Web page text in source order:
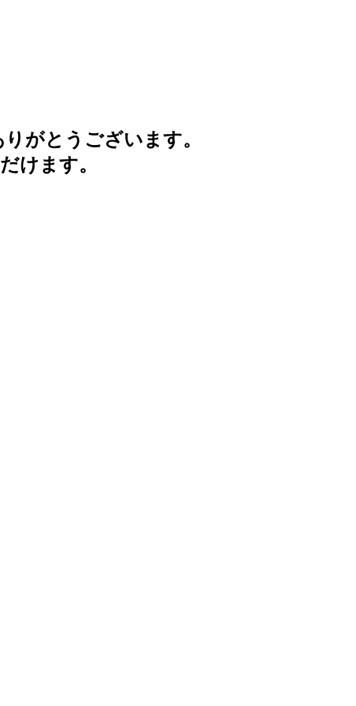
がとうございます。
けます。